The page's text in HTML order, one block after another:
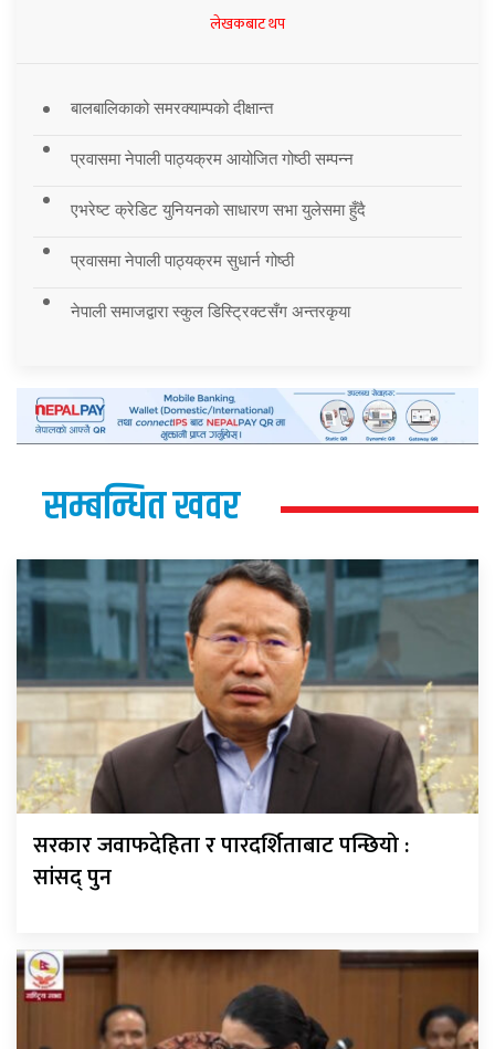
लेखकबाट थप
बालबालिकाको समरक्याम्पको दीक्षान्त
प्रवासमा नेपाली पाठ्यक्रम आयोजित गोष्ठी सम्पन्न
एभरेष्ट क्रेडिट युनियनको साधारण सभा युलेसमा हुँदै
प्रवासमा नेपाली पाठ्यक्रम सुधार्न गोष्ठी
नेपाली समाजद्वारा स्कुल डिस्ट्रिक्टसँग अन्तरकृया
सम्बन्धित खवर
सरकार जवाफदेहिता र पारदर्शिताबाट पन्छियो :
सांसद् पुन